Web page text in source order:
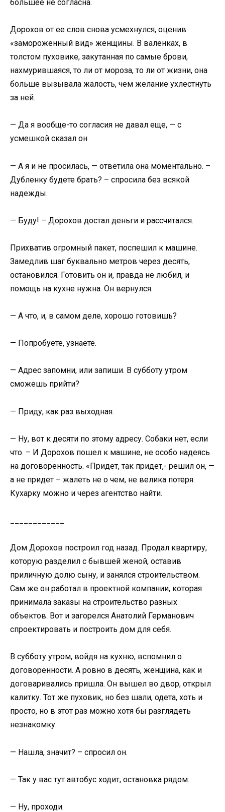
большее не согласна.
Дорохов от ее слов снова усмехнулся, оценив
«замороженный вид» женщины. В валенках, в
толстом пуховике, закутанная по самые брови,
нахмурившаяся, то ли от мороза, то ли от жизни, она
больше вызывала жалость, чем желание ухлестнуть
за ней.
— Да я вообще-то согласия не давал еще, — с
усмешкой сказал он
— А я и не просилась, — ответила она моментально. –
Дубленку будете брать? – спросила без всякой
надежды.
— Буду! – Дорохов достал деньги и рассчитался.
Прихватив огромный пакет, поспешил к машине.
Замедлив шаг буквально метров через десять,
остановился. Готовить он и, правда не любил, и
помощь на кухне нужна. Он вернулся.
— А что, и, в самом деле, хорошо готовишь?
— Попробуете, узнаете.
— Адрес запомни, или запиши. В субботу утром
сможешь прийти?
— Приду, как раз выходная.
— Ну, вот к десяти по этому адресу. Собаки нет, если
что. – И Дорохов пошел к машине, не особо надеясь
на договоренность. «Придет, так придет,- решил он, —
а не придет – жалеть не о чем, не велика потеря.
Кухарку можно и через агентство найти.
Дом Дорохов построил год назад. Продал квартиру,
которую разделил с бывшей женой, оставив
приличную долю сыну, и занялся строительством.
Сам же он работал в проектной компании, которая
принимала заказы на строительство разных
объектов. Вот и загорелся Анатолий Германович
спроектировать и построить дом для себя.
В субботу утром, войдя на кухню, вспомнил о
договоренности. А ровно в десять, женщина, как и
договаривались пришла. Он вышел во двор, открыл
калитку. Тот же пуховик, но без шали, одета, хоть и
просто, но в этот раз можно хотя бы разглядеть
незнакомку.
— Нашла, значит? – спросил он.
— Так у вас тут автобус ходит, остановка рядом.
— Ну, проходи.